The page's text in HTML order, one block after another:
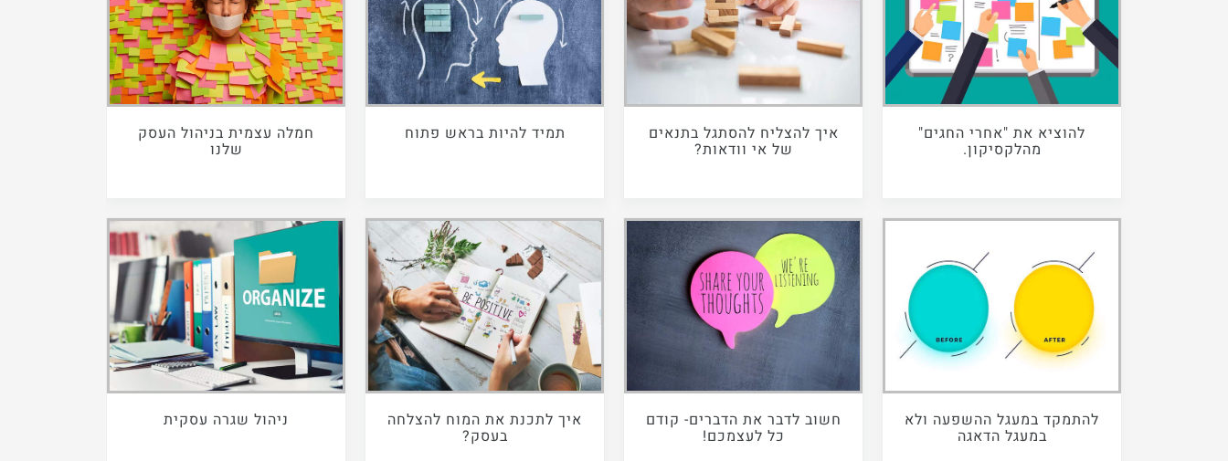
להוציא את "אחרי החגים"
מהלקסיקון.
איך להצליח להסתגל בתנאים
של אי וודאות?
תמיד להיות בראש פתוח חמלה עצמית בניהול העסק
שלנו
להתמקד במעגל ההשפעה ולא
במעגל הדאגה
חשוב לדבר את הדברים- קודם
כל לעצמכם!
איך לתכנת את המוח להצלחה
בעסק?
ניהול שגרה עסקית